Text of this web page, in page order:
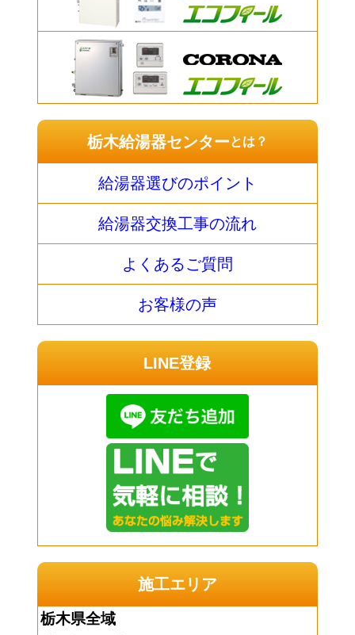
栃木給湯器センターとは？
給湯器選びのポイント
給湯器交換工事の流れ
よくあるご質問
お客様の声
LINE登録
施工エリア
栃木県全域